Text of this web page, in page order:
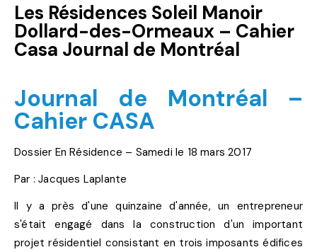
Les Résidences Soleil Manoir
Dollard-des-Ormeaux – Cahier
Casa Journal de Montréal
Journal de Montréal –
Cahier CASA
Dossier En Résidence – Samedi le 18 mars 2017
Par : Jacques Laplante
Il y a près d'une quinzaine d'année, un entrepreneur
s'était engagé dans la construction d'un important
projet résidentiel consistant en trois imposants édifices